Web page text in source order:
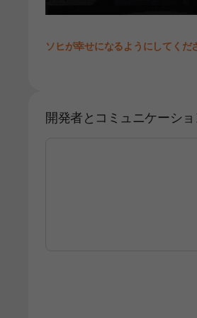
ソヒが幸せになるようにしてくだ
開発者とコミュニケーシ